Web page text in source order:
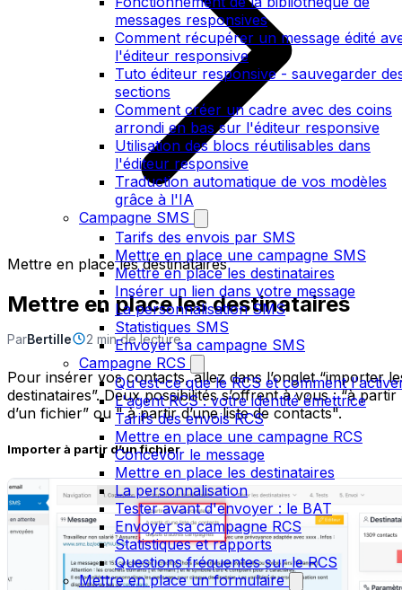
messages responsives
Comment récupérer un message édité
l'éditeur responsive
Tuto éditeur responsive - sauvegarder
sections
Comment créer un cadre avec des coins
arrondi en bas sur l'éditeur responsive
Utilisation des blocs réutilisables dans
l'éditeur responsive
Traduction automatique de vos modèles
grâce à l'IA
Campagne SMS
Tarifs des envois par SMS
Mettre en place une campagne SMS
Mettre en place les destinataires
Insérer un lien dans votre message
La personnalisation SMS
Statistiques SMS
Envoyer sa campagne SMS
Campagne RCS
Qu'est-ce que le RCS et comment
L'agent RCS : votre identité émettrice
Tarifs des envois RCS
Mettre en place une campagne RCS
Concevoir le message
Mettre en place les destinataires
La personnalisation
Tester avant d'envoyer : le BAT
Envoyer sa campagne RCS
Statistiques et rapports
Questions fréquentes sur le RCS
Mettre en place un formulaire
Mettre en place les destinataires
Mettre en place les destinataires
ParBertille 2 min de lecture
Pour insérer vos contacts, allez dans l’onglet “importer
destinataires”. Deux possibilités s’offrent à vous : “à partir
d’un fichier” ou " à partir d’une liste de contacts".
Importer à partir d’un fichier